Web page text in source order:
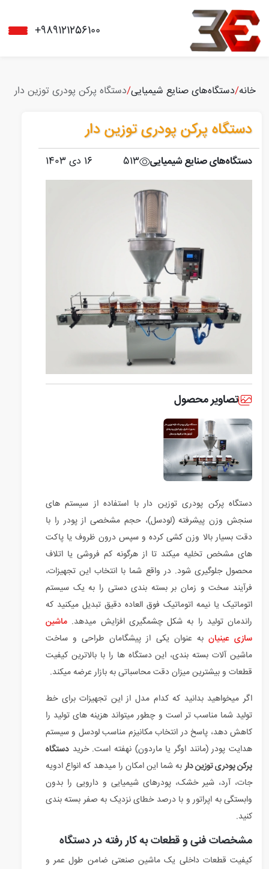
+989121256100
خانه/دستگاه‌های صنایع شیمیایی/دستگاه پرکن پودری توزین دار
دستگاه پرکن پودری توزین دار
دستگاه‌های صنایع شیمیایی 513 16 دی 1403
تصاویر محصول
دستگاه پرکن پودری توزین دار با استفاده از سیستم های
سنجش وزن پیشرفته (لودسل)، حجم مشخصی از پودر را با
دقت بسیار بالا وزن کشی کرده و سپس درون ظروف یا پاکت
های مشخص تخلیه میکند تا از هرگونه کم فروشی یا اتلاف
محصول جلوگیری شود. در واقع شما با انتخاب این تجهیزات،
فرآیند سخت و زمان بر بسته بندی دستی را به یک سیستم
اتوماتیک یا نیمه اتوماتیک فوق العاده دقیق تبدیل میکنید که
راندمان تولید را به شکل چشمگیری افزایش میدهد. ماشین
سازی عینیان به عنوان یکی از پیشگامان طراحی و ساخت
ماشین آلات بسته بندی، این دستگاه ها را با بالاترین کیفیت
قطعات و بیشترین میزان دقت محاسباتی به بازار عرضه میکند.
اگر میخواهید بدانید که کدام مدل از این تجهیزات برای خط
تولید شما مناسب تر است و چطور میتواند هزینه های تولید را
کاهش دهد، پاسخ در انتخاب مکانیزم مناسب لودسل و سیستم
هدایت پودر (مانند اوگر یا ماردون) نهفته است. خرید دستگاه
پرکن پودری توزین دار به شما این امکان را میدهد که انواع ادویه
جات، آرد، شیر خشک، پودرهای شیمیایی و دارویی را بدون
وابستگی به اپراتور و با درصد خطای نزدیک به صفر بسته بندی
کنید.
مشخصات فنی و قطعات به کار رفته در دستگاه
کیفیت قطعات داخلی یک ماشین صنعتی ضامن طول عمر و